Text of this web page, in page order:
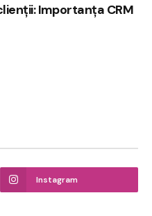
Importanța CRM
Instagram